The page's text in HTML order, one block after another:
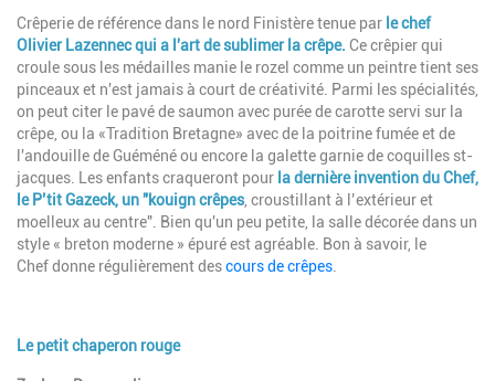
Crêperie de référence dans le nord Finistère tenue par le chef
Olivier Lazennec qui a l'art de sublimer la crêpe. Ce crêpier qui
croule sous les médailles manie le rozel comme un peintre tient ses
pinceaux et n'est jamais à court de créativité. Parmi les spécialités,
on peut citer le pavé de saumon avec purée de carotte servi sur la
crêpe, ou la «Tradition Bretagne» avec de la poitrine fumée et de
l'andouille de Guéméné ou encore la galette garnie de coquilles st-
jacques. Les enfants craqueront pour la dernière invention du Chef,
le P’tit Gazeck, un "kouign crêpes, croustillant à l’extérieur et
moelleux au centre". Bien qu'un peu petite, la salle décorée dans un
style « breton moderne » épuré est agréable. Bon à savoir, le
Chef donne régulièrement descours de crêpes
Le petit chaperon rouge